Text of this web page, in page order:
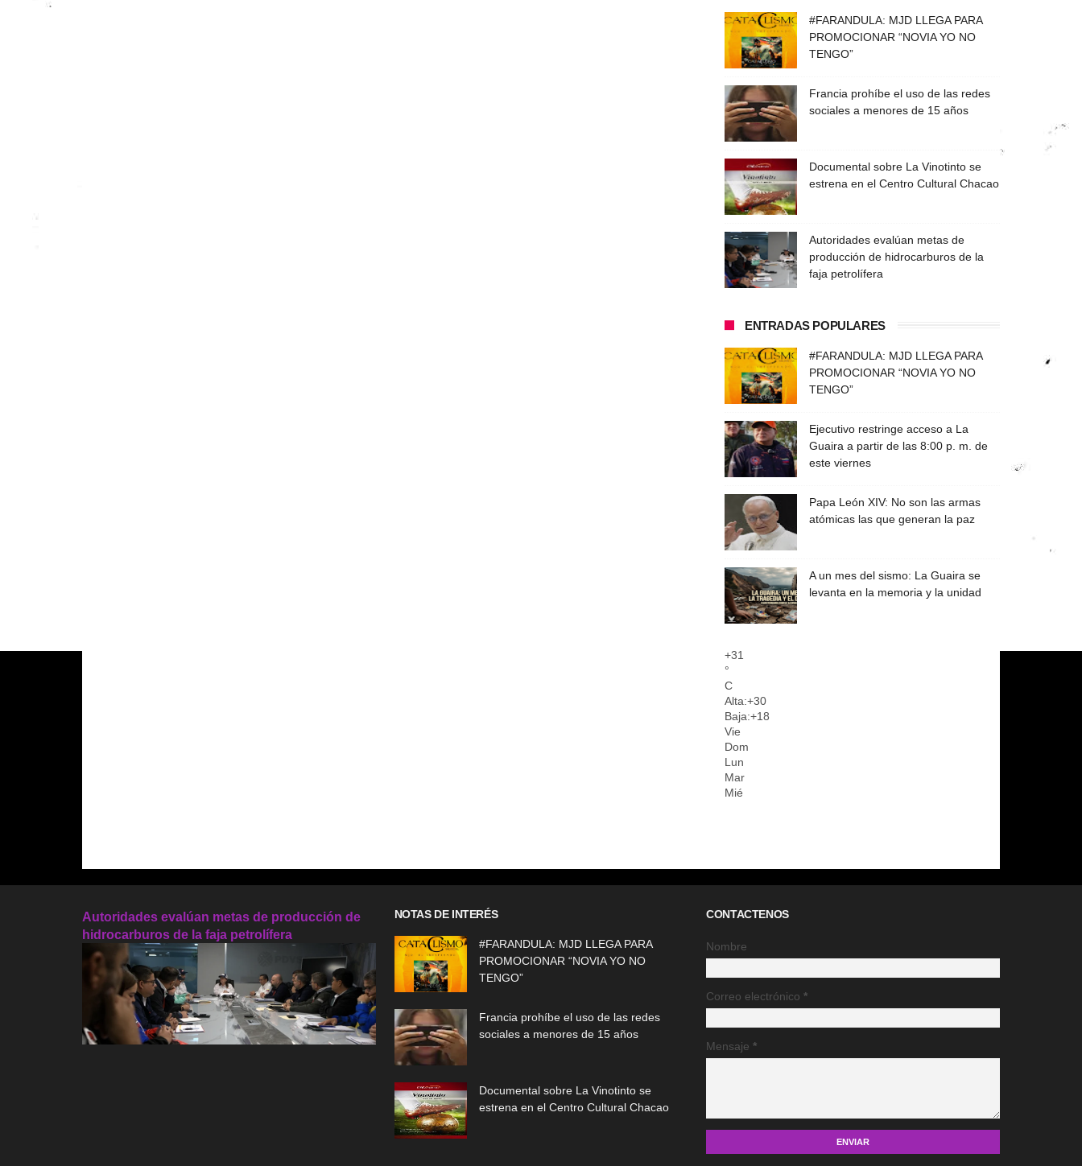
#FARANDULA: MJD LLEGA PARA
PROMOCIONAR “NOVIA YO NO
TENGO”
Francia prohíbe el uso de las redes
sociales a menores de 15 años
Documental sobre La Vinotinto se
estrena en el Centro Cultural Chacao
Autoridades evalúan metas de
producción de hidrocarburos de la
faja petrolífera
ENTRADAS POPULARES
#FARANDULA: MJD LLEGA PARA
PROMOCIONAR “NOVIA YO NO
TENGO”
Ejecutivo restringe acceso a La
Guaira a partir de las 8:00 p. m. de
este viernes
Papa León XIV: No son las armas
atómicas las que generan la paz
A un mes del sismo: La Guaira se
levanta en la memoria y la unidad
+31
°
C
Alta:+30
Baja:+18
Vie
Dom
Lun
Mar
Mié
Autoridades evalúan metas de producción de
hidrocarburos de la faja petrolífera
NOTAS DE INTERÉS
#FARANDULA: MJD LLEGA PARA
PROMOCIONAR “NOVIA YO NO
TENGO”
Francia prohíbe el uso de las redes
sociales a menores de 15 años
Documental sobre La Vinotinto se
estrena en el Centro Cultural Chacao
CONTACTENOS
Nombre
Correo electrónico*
Mensaje*